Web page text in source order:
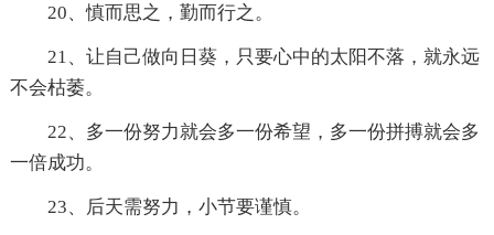
20、慎而思之，勤而行之。
21、让自己做向日葵，只要心中的太阳不落，就永远
不会枯萎。
22、多一份努力就会多一份希望，多一份拼搏就会多
一倍成功。
23、后天需努力，小节要谨慎。